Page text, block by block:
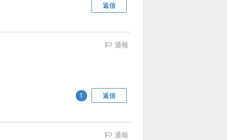
返信
通報
返信
1
通報